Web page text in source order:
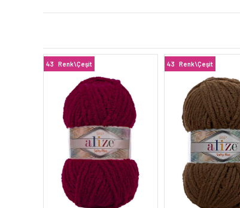
43 Renk\Çeşit 43 Renk\Çeşit